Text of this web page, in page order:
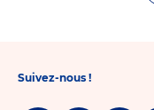
Suivez-nous !